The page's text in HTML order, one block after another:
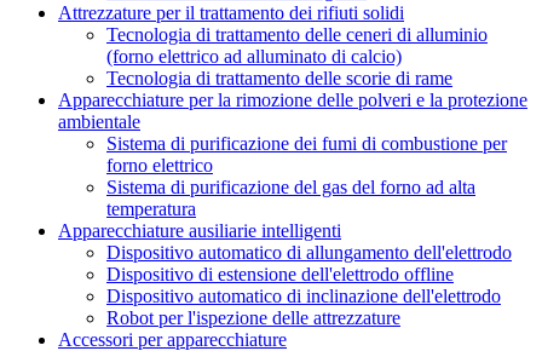
Attrezzature per il trattamento dei rifiuti solidi
Tecnologia di trattamento delle ceneri di alluminio
(forno elettrico ad alluminato di calcio)
Tecnologia di trattamento delle scorie di rame
Apparecchiature per la rimozione delle polveri e la protezione
ambientale
Sistema di purificazione dei fumi di combustione per
forno elettrico
Sistema di purificazione del gas del forno ad alta
temperatura
Apparecchiature ausiliarie intelligenti
Dispositivo automatico di allungamento dell'elettrodo
Dispositivo di estensione dell'elettrodo offline
Dispositivo automatico di inclinazione dell'elettrodo
Robot per l'ispezione delle attrezzature
Accessori per apparecchiature